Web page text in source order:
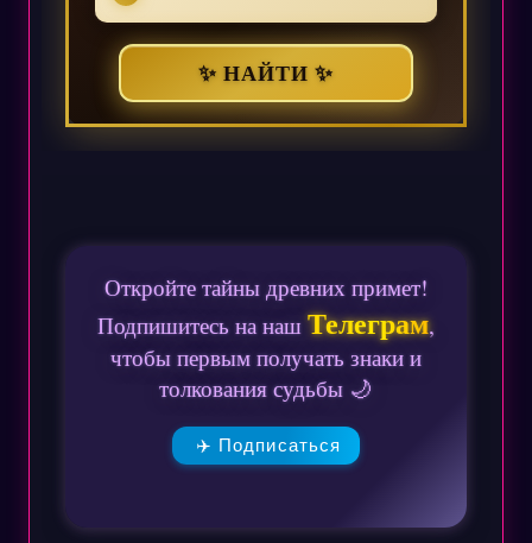
✨ НАЙТИ ✨
Откройте тайны древних примет!
Подпишитесь на нашТелеграм,
чтобы первым получать знаки и
толкования судьбы 🌙
✈️ Подписаться